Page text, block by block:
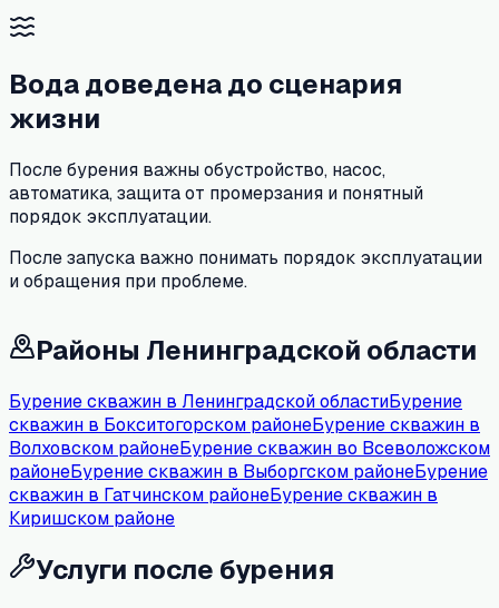
Вода доведена до сценария
жизни
После бурения важны обустройство, насос,
автоматика, защита от промерзания и понятный
порядок эксплуатации.
После запуска важно понимать порядок эксплуатации
и обращения при проблеме.
Районы Ленинградской области
Бурение скважин в Ленинградской областиБурение
скважин в Бокситогорском районеБурение скважин в
Волховском районеБурение скважин во Всеволожском
районеБурение скважин в Выборгском районеБурение
скважин в Гатчинском районеБурение скважин в
Киришском районе
Услуги после бурения